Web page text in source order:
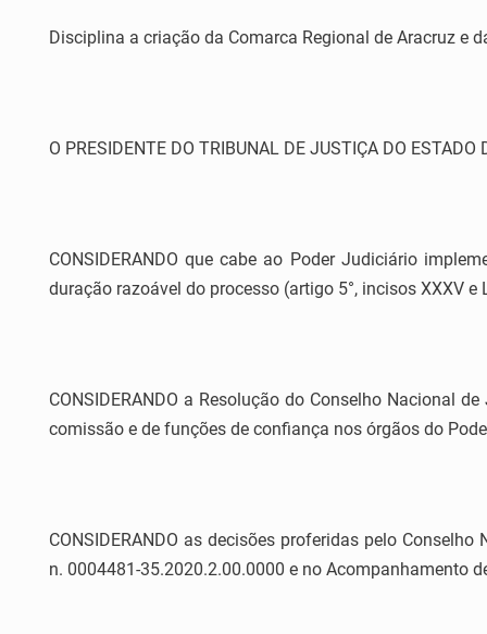
Disciplina a criação da Comarca Regional de Aracruz e
O PRESIDENTE DO TRIBUNAL DE JUSTIÇA DO
CONSIDERANDO que cabe ao Poder Judiciário
duração razoável do processo (artigo 5°, incisos XXXV
CONSIDERANDO a Resolução do Conselho Nacional
comissão e de funções de confiança nos órgãos do
CONSIDERANDO as decisões proferidas pelo
n. 0004481-35.2020.2.00.0000 e no Acompanhamento